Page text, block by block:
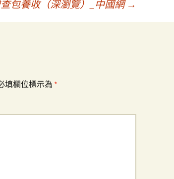
包養收（深瀏覽）_中國網 →
填欄位標示為 *